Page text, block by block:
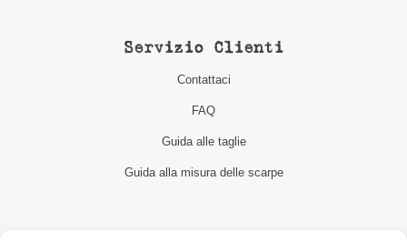
Servizio Clienti
Contattaci
FAQ
Guida alle taglie
Guida alla misura delle scarpe